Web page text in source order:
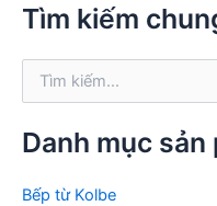
k
:
Tìm kiếm
k
i
m
Danh mục sản
Bếp từ Kolbe